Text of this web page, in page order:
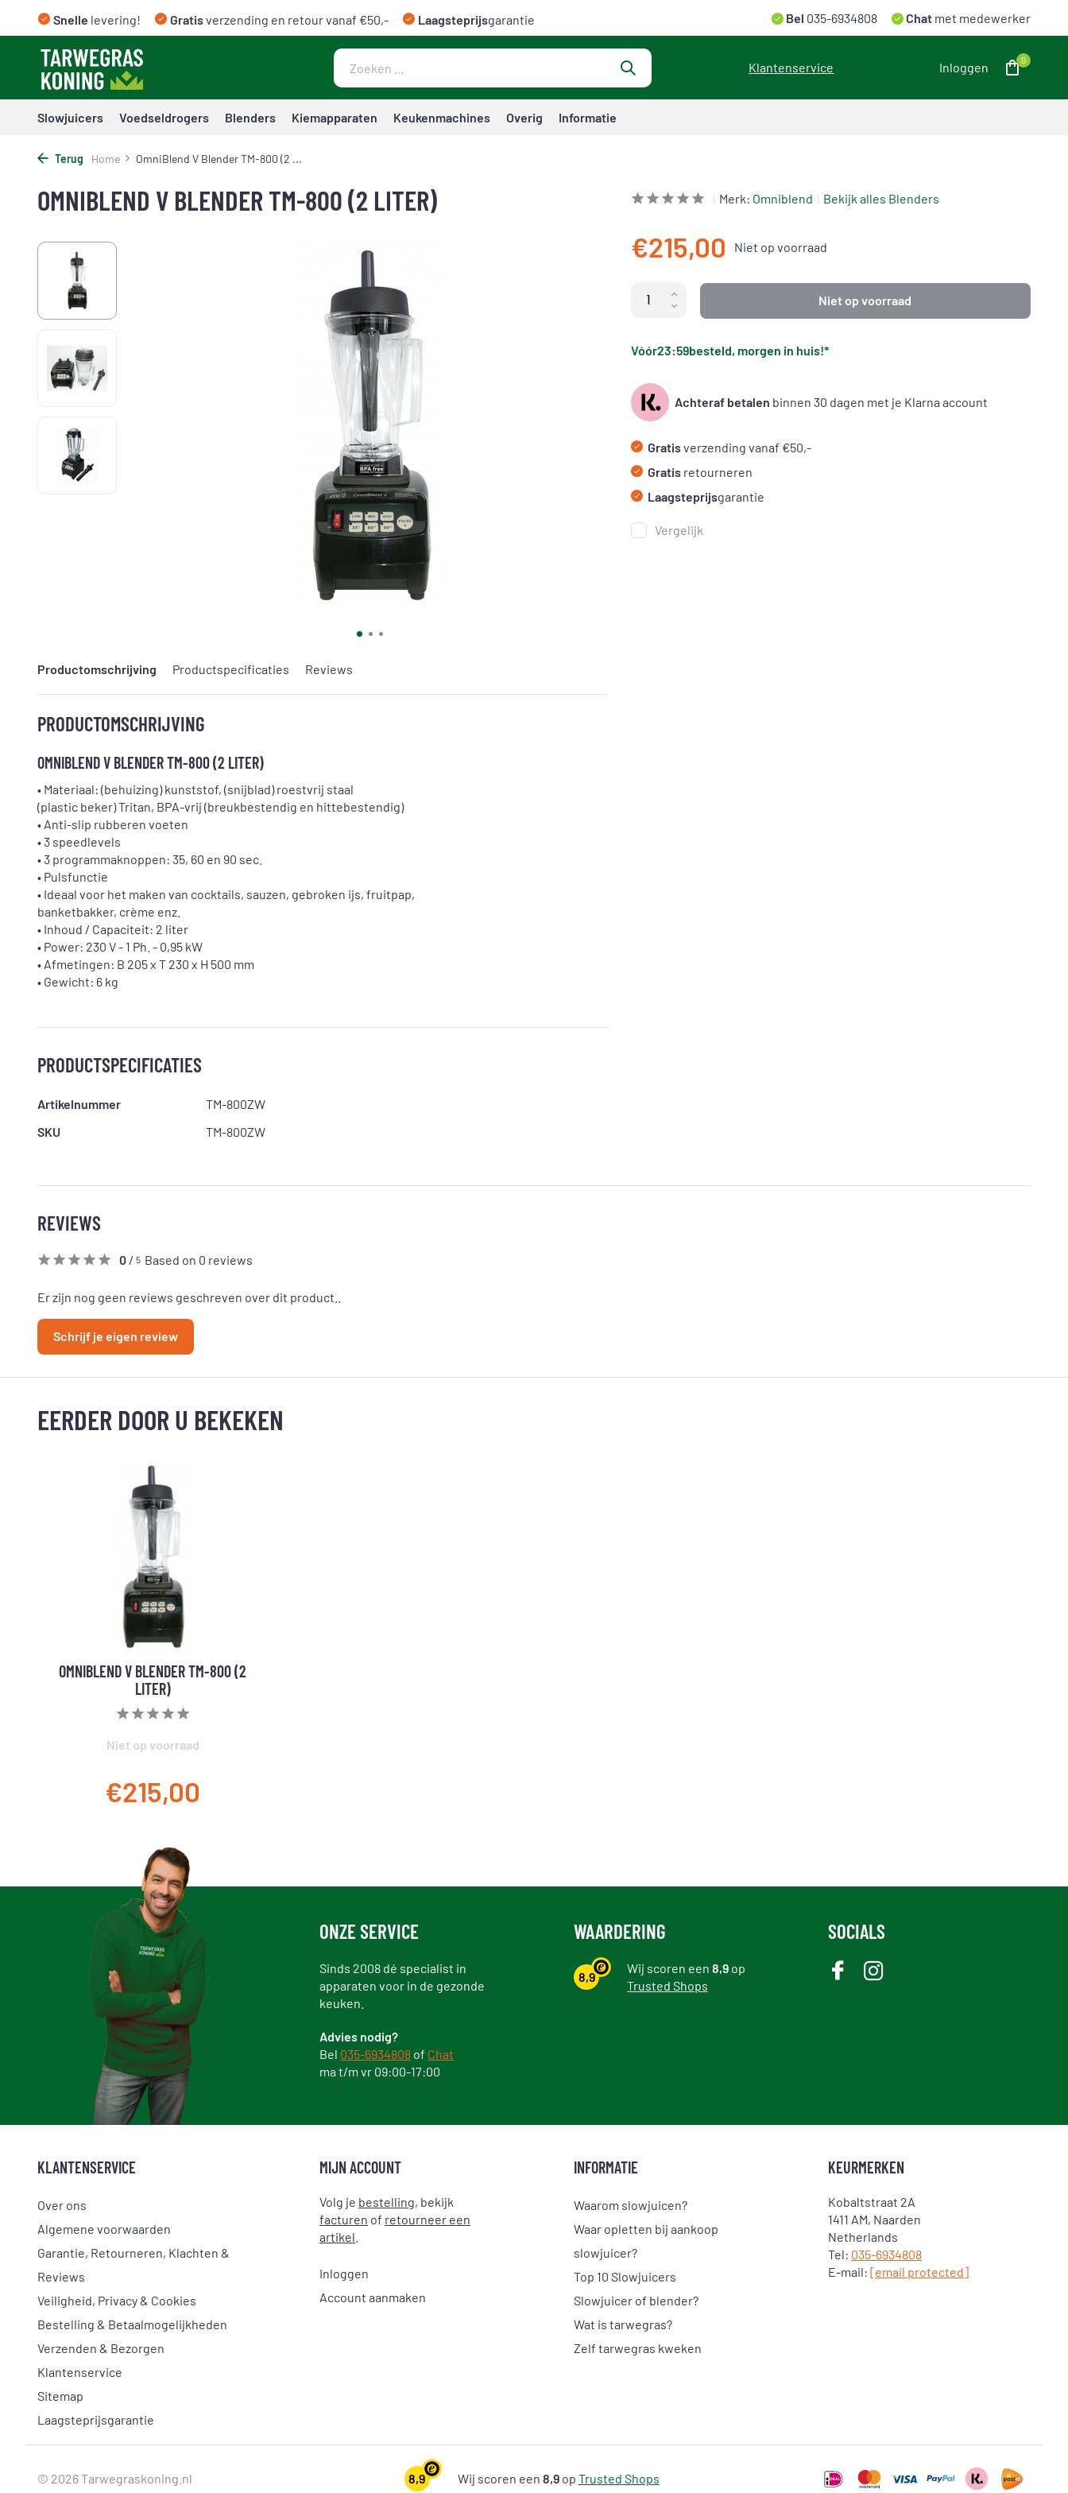
Snelle levering! Gratisverzending en retour vanaf €50,- Laagsteprijsgarantie Bel 035-6934808 Chat met medewerker
Klantenservice Inloggen 0
Slowjuicers Voedseldrogers Blenders Kiemapparaten Keukenmachines Overig Informatie
Terug Home OmniBlend V Blender TM-800 (2 ...
OMNIBLEND V BLENDER TM-800 (2 LITER)
Productomschrijving Productspecificaties Reviews
PRODUCTOMSCHRIJVING
OMNIBLEND V BLENDER TM-800 (2 LITER)
• Materiaal: (behuizing) kunststof, (snijblad) roestvrij staal
(plastic beker) Tritan, BPA-vrij (breukbestendig en hittebestendig)
• Anti-slip rubberen voeten
• 3 speedlevels
• 3 programmaknoppen: 35, 60 en 90 sec.
• Pulsfunctie
• Ideaal voor het maken van cocktails, sauzen, gebroken ijs, fruitpap,
banketbakker, crème enz.
• Inhoud / Capaciteit: 2 liter
• Power: 230 V - 1 Ph. - 0,95 kW
• Afmetingen: B 205 x T 230 x H 500 mm
• Gewicht: 6 kg
PRODUCTSPECIFICATIES
Artikelnummer
TM-800ZW
SKU
TM-800ZW
Merk: Omniblend Bekijk alles Blenders
€215,00 Niet op voorraad
Niet op voorraad
Vóór23:59besteld, morgen in huis!*
Achteraf betalen binnen 30 dagen met je Klarna account
Gratisverzending vanaf €50,-
Gratisretourneren
Laagsteprijsgarantie
Vergelijk
REVIEWS
0 / 5 Based on 0 reviews
Er zijn nog geen reviews geschreven over dit product..
Schrijf je eigen review
EERDER DOOR U BEKEKEN
OMNIBLEND V BLENDER TM-800 (2
LITER)
Niet op voorraad
€215,00
ONZE SERVICE
Sinds 2008 dé specialist in
apparaten voor in de gezonde
keuken.
Advies nodig?
Bel 035-6934808 of Chat
ma t/m vr 09:00-17:00
WAARDERING
8,9
Wij scoren een 8,9 op
Trusted Shops
SOCIALS
KLANTENSERVICE
Over ons
Algemene voorwaarden
Garantie, Retourneren, Klachten &
Reviews
Veiligheid, Privacy & Cookies
Bestelling & Betaalmogelijkheden
Verzenden & Bezorgen
Klantenservice
Sitemap
Laagsteprijsgarantie
MIJN ACCOUNT
Volg je bestelling, bekijk
facturen of retourneer een
artikel
Inloggen
Account aanmaken
INFORMATIE
Waarom slowjuicen?
Waar opletten bij aankoop
slowjuicer?
Top 10 Slowjuicers
Slowjuicer of blender?
Wat is tarwegras?
Zelf tarwegras kweken
KEURMERKEN
Kobaltstraat 2A
1411 AM, Naarden
Netherlands
Tel: 035-6934808
E-mail: [email protected]
© 2026 Tarwegraskoning.nl 8,9 Wij scoren een 8,9op Trusted Shops